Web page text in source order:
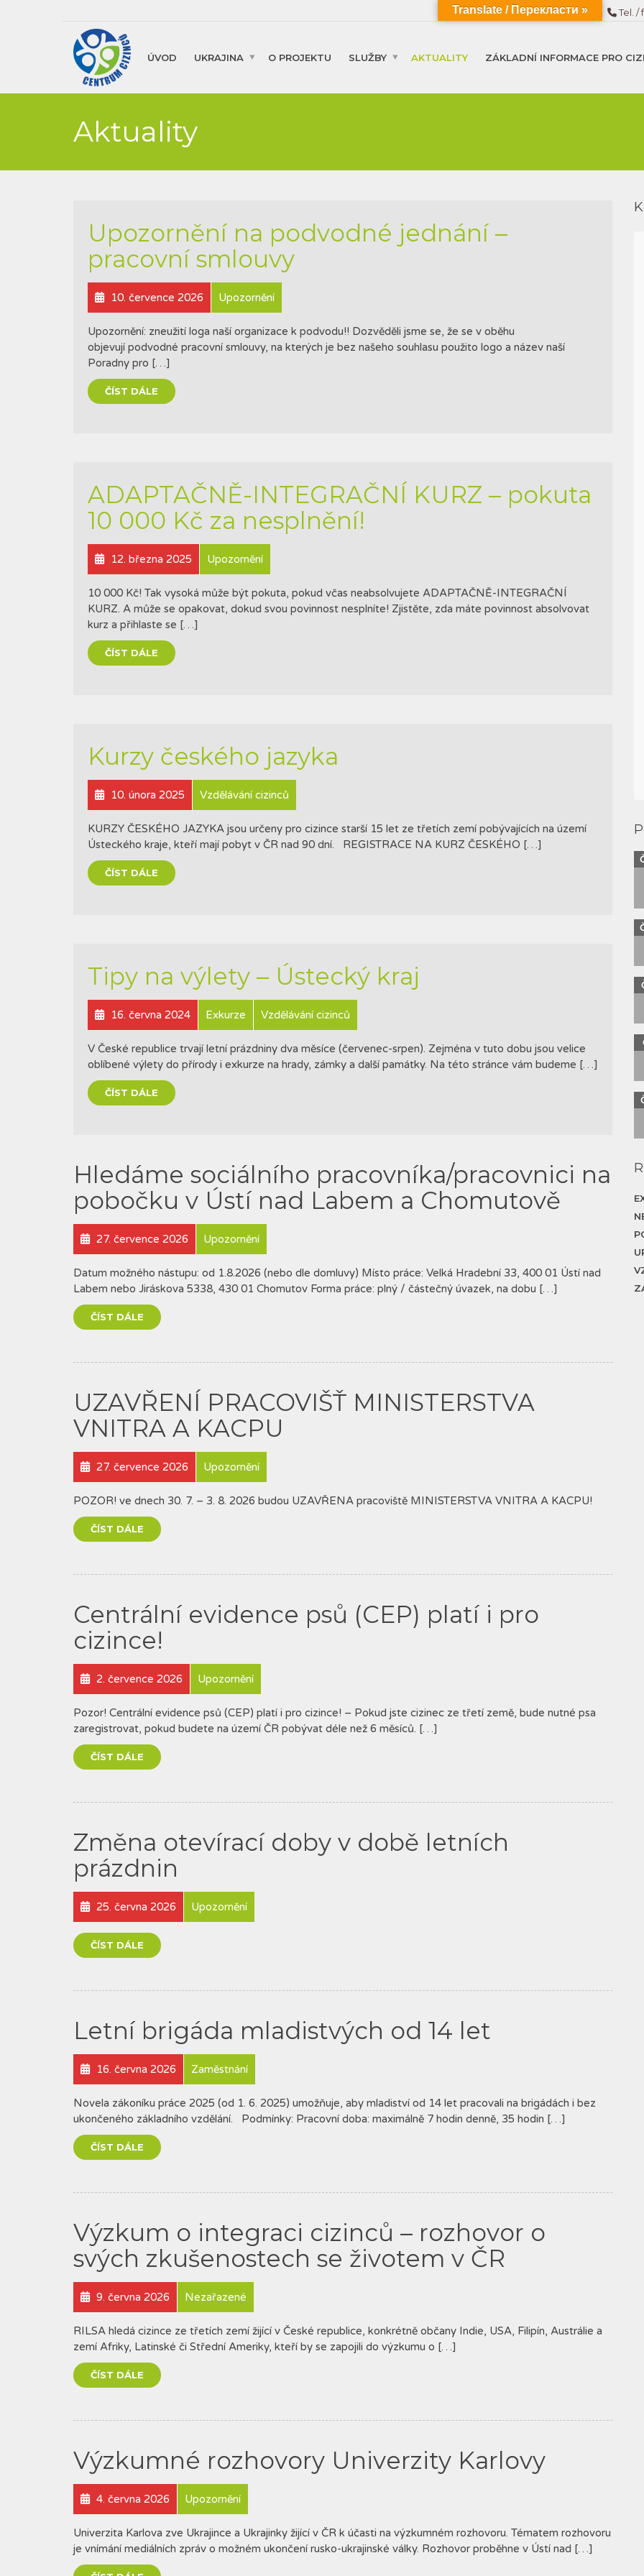
Tel. /
ÚVOD UKRAJINA O PROJEKTU SLUŽBY AKTUALITY ZÁKLADNÍ INFORMACE PRO
Aktuality
Upozornění na podvodné jednání –
pracovní smlouvy
10. července 2026 Upozornění
Upozornění: zneužití loga naší organizace k podvodu!! Dozvěděli jsme se, že se v oběhu
objevují podvodné pracovní smlouvy, na kterých je bez našeho souhlasu použito logo a název naší
Poradny pro […]
ČÍST DÁLE
ADAPTAČNĚ-INTEGRAČNÍ KURZ – pokuta
10 000 Kč za nesplnění!
12. března 2025 Upozornění
10 000 Kč! Tak vysoká může být pokuta, pokud včas neabsolvujete ADAPTAČNĚ-INTEGRAČNÍ
KURZ. A může se opakovat, dokud svou povinnost nesplníte! Zjistěte, zda máte povinnost absolvovat
kurz a přihlaste se […]
ČÍST DÁLE
Kurzy českého jazyka
10. února 2025 Vzdělávání cizinců
KURZY ČESKÉHO JAZYKA jsou určeny pro cizince starší 15 let ze třetích zemí pobývajících na území
Ústeckého kraje, kteří mají pobyt v ČR nad 90 dní. REGISTRACE NA KURZ ČESKÉHO […]
ČÍST DÁLE
Tipy na výlety – Ústecký kraj
16. června 2024 Exkurze Vzdělávání cizinců
V České republice trvají letní prázdniny dva měsíce (červenec-srpen). Zejména v tuto dobu jsou velice
oblíbené výlety do přírody i exkurze na hrady, zámky a další památky. Na této stránce vám budeme […]
ČÍST DÁLE
Hledáme sociálního pracovníka/pracovnici na
pobočku v Ústí nad Labem a Chomutově
27. července 2026 Upozornění
Datum možného nástupu: od 1.8.2026 (nebo dle domluvy) Místo práce: Velká Hradební 33, 400 01 Ústí nad
Labem nebo Jiráskova 5338, 430 01 Chomutov Forma práce: plný / částečný úvazek, na dobu […]
ČÍST DÁLE
UZAVŘENÍ PRACOVIŠŤ MINISTERSTVA
VNITRA A KACPU
27. července 2026 Upozornění
POZOR! ve dnech 30. 7. – 3. 8. 2026 budou UZAVŘENA pracoviště MINISTERSTVA VNITRA A KACPU!
ČÍST DÁLE
Centrální evidence psů (CEP) platí i pro
cizince!
2. července 2026 Upozornění
Pozor! Centrální evidence psů (CEP) platí i pro cizince! – Pokud jste cizinec ze třetí země, bude nutné psa
zaregistrovat, pokud budete na území ČR pobývat déle než 6 měsíců. […]
ČÍST DÁLE
Změna otevírací doby v době letních
prázdnin
25. června 2026 Upozornění
ČÍST DÁLE
Letní brigáda mladistvých od 14 let
16. června 2026 Zaměstnání
Novela zákoníku práce 2025 (od 1. 6. 2025) umožňuje, aby mladiství od 14 let pracovali na brigádách i bez
ukončeného základního vzdělání. Podmínky: Pracovní doba: maximálně 7 hodin denně, 35 hodin […]
ČÍST DÁLE
Výzkum o integraci cizinců – rozhovor o
svých zkušenostech se životem v ČR
9. června 2026 Nezařazené
RILSA hledá cizince ze třetích zemí žijící v České republice, konkrétně občany Indie, USA, Filipín, Austrálie a
zemí Afriky, Latinské či Střední Ameriky, kteří by se zapojili do výzkumu o […]
ČÍST DÁLE
Výzkumné rozhovory Univerzity Karlovy
4. června 2026 Upozornění
Univerzita Karlova zve Ukrajince a Ukrajinky žijící v ČR k účasti na výzkumném rozhovoru. Tématem rozhovoru
je vnímání mediálních zpráv o možném ukončení rusko-ukrajinské války. Rozhovor proběhne v Ústí nad […]
Translate / Перекласти »